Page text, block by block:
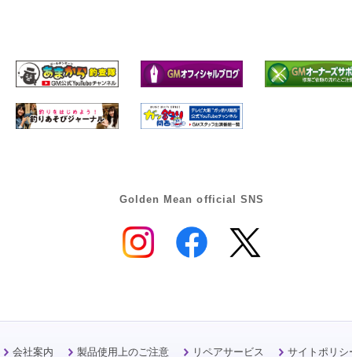
Golden Mean official SNS
会社案内 製品使用上のご注意 リペアサービス サイトポリシ